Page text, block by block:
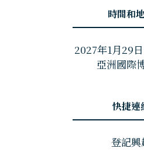
時間和
2027年1月29
亞洲國際
快捷連
登記興